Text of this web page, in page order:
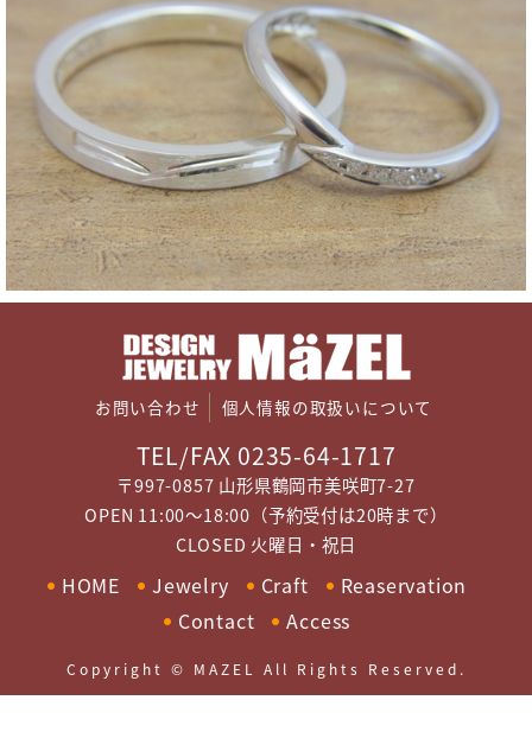
お問い合わせ 個人情報の取扱いについて
TEL/FAX 0235-64-1717
〒997-0857 山形県鶴岡市美咲町7-27
OPEN 11:00～18:00（予約受付は20時まで）
CLOSED 火曜日・祝日
HOME Jewelry Craft
Reaservation
Contact
Access
Copyright © MAZEL All Rights Reserved.